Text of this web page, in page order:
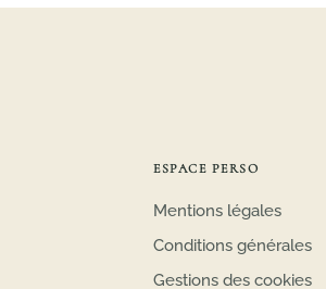
ESPACE PERSO
Mentions légales
Conditions générales
Gestions des cookies